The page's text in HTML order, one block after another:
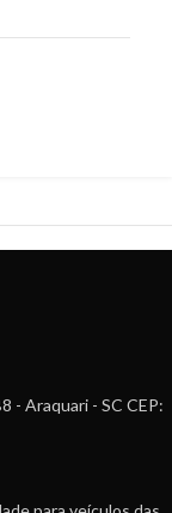
- Araquari - SC CEP: